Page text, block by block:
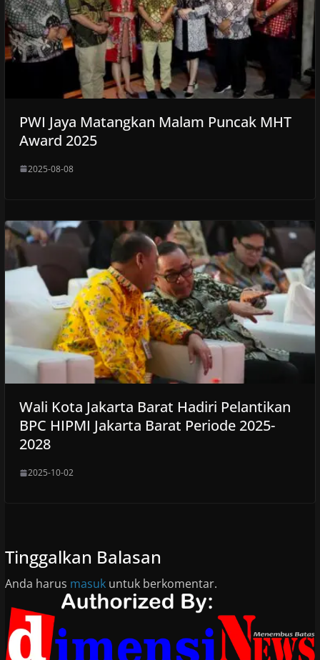
PWI Jaya Matangkan Malam Puncak MHT
Award 2025
2025-08-08
Wali Kota Jakarta Barat Hadiri Pelantikan
BPC HIPMI Jakarta Barat Periode 2025-
2028
2025-10-02
Tinggalkan Balasan
Anda harus masukuntuk berkomentar.